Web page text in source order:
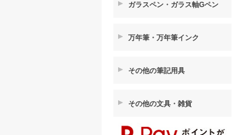
ガラスペン・ガラス軸Gペン
万年筆・万年筆インク
その他の筆記用具
その他の文具・雑貨